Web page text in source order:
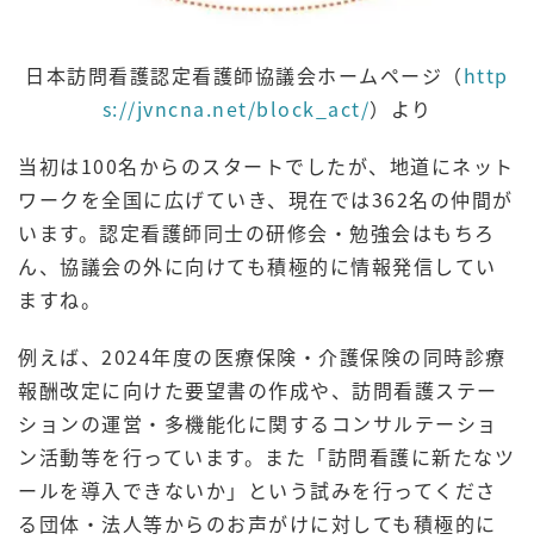
日本訪問看護認定看護師協議会ホームページ（http
s://jvncna.net/block_act/）より
当初は100名からのスタートでしたが、地道にネット
ワークを全国に広げていき、現在では362名の仲間が
います。認定看護師同士の研修会・勉強会はもちろ
ん、協議会の外に向けても積極的に情報発信してい
ますね。
例えば、2024年度の医療保険・介護保険の同時診療
報酬改定に向けた要望書の作成や、訪問看護ステー
ションの運営・多機能化に関するコンサルテーショ
ン活動等を行っています。また「訪問看護に新たなツ
ールを導入できないか」という試みを行ってくださ
る団体・法人等からのお声がけに対しても積極的に